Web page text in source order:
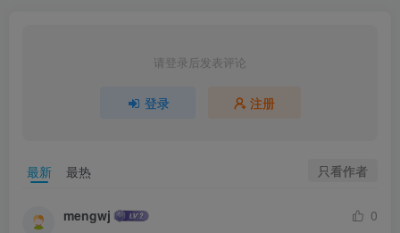
请登录后发表评论
登录 注册
最新 最热 只看作者
mengwj
0